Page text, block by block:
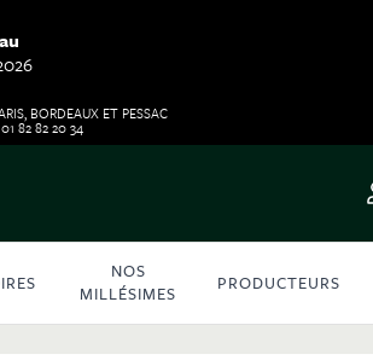
BORDEAUX ET PESSAC
82 82 20 34
NOS
MILLÉSIMES
PRODUCTEURS